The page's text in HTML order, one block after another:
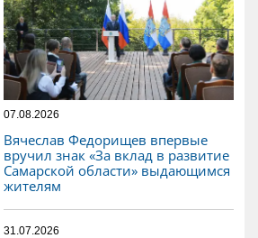
07.08.2026
Вячеслав Федорищев впервые
вручил знак «За вклад в развитие
Самарской области» выдающимся
жителям
31.07.2026